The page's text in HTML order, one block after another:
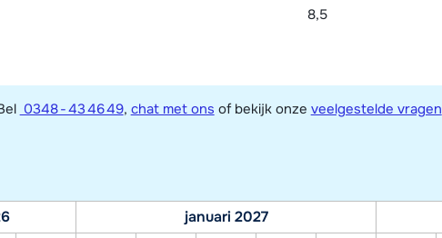
8,5
0348 - 43 46 49, chat met ons of bekijk onze veelgestelde vragen
januari 2027